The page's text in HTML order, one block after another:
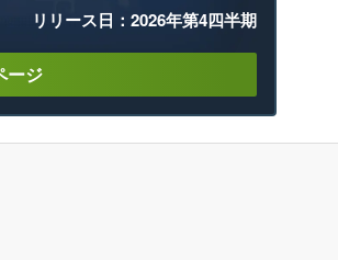
リリース日：2026年第4四半期
ージ